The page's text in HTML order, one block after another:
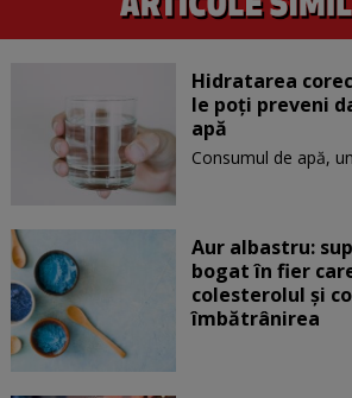
Hidratarea
le poți preveni
apă
Consumul de apă,
Aur albastru:
bogat în fier
colesterolul și
îmbătrânirea